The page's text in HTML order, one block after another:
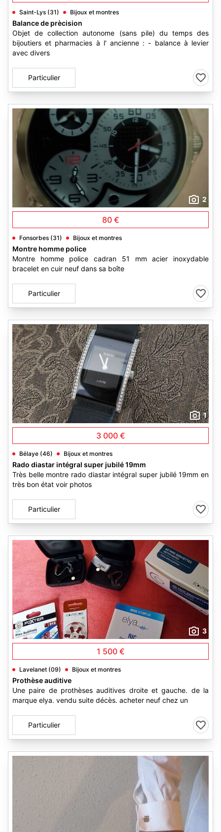
Saint-Lys (31) Bijoux et montres
Balance de prècision
Objet de collection autonome (sans pile) du temps des
bijoutiers et pharmacies à l' ancienne : - balance à levier
avec divers
Particulier
2
80 €
Fonsorbes (31) Bijoux et montres
Montre homme police
Montre homme police cadran 51 mm acier inoxydable
bracelet en cuir neuf dans sa boîte
Particulier
1
3 000 €
Bélaye (46) Bijoux et montres
Rado diastar intégral super jubilé 19mm
Très belle montre rado diastar intégral super jubilé 19mm en
très bon état voir photos
Particulier
3
1 500 €
Lavelanet (09) Bijoux et montres
Prothèse auditive
Une paire de prothèses auditives droite et gauche. de la
marque elya. vendu suite décès. acheter neuf chez un
Particulier